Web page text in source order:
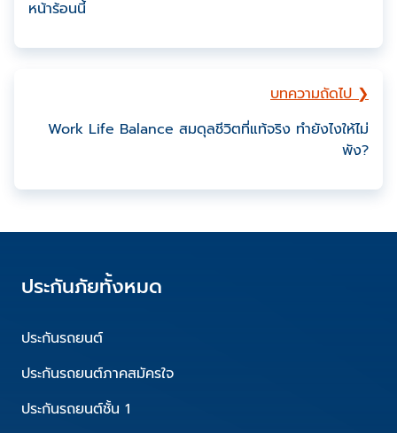
หน้าร้อนนี้
บทความถัดไป ❯
Work Life Balance สมดุลชีวิตที่แท้จริง ทำยังไงให้ไม่
พัง?
ประกันภัยทั้งหมด
ประกันรถยนต์
ประกันรถยนต์ภาคสมัครใจ
ประกันรถยนต์ชั้น 1